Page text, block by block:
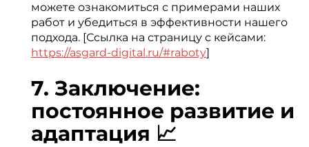
можете ознакомиться с примерами наших
работ и убедиться в эффективности нашего
подхода. [Ссылка на страницу с кейсами:
https://asgard-digital.ru/#raboty]
7. Заключение:
постоянное развитие и
адаптация 📈